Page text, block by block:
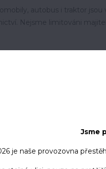
autobus i traktor jsou v
Nejsme limitováni majiteli
Brno
Jsme
je naše provozovna